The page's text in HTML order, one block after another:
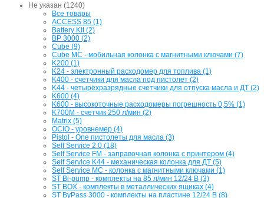
Не указан (1240)
Все товары
ACCESS 85 (1)
Battery Kit (2)
BP 3000 (2)
Cube (9)
Cube MC - мобильная колонка с магнитными ключами (7)
K200 (1)
K24 - электронный расходомер для топлива (1)
K400 - счетчики для масла под пистолет (2)
K44 - четырёхразрядные счетчики для отпуска масла и ДТ (2)
K600 (4)
K600 - высокоточные расходомеры погрешность 0,5% (1)
K700M - счетчик 250 л/мин (2)
Matrix (5)
OCIO - уровнемер (4)
Pistol - One пистолеты для масла (3)
Self Service 2.0 (18)
Self Service FM - заправочная колонка с принтером (4)
Self Service K44 - механическая колонка для ДТ (5)
Self Service MC - колонка с магнитными ключами (1)
ST Bi-pump - комплекты на 85 л/мин 12/24 В (3)
ST BOX - комплекты в металлических ящиках (4)
ST ByPass 3000 - комплекты на пластине 12/24 В (8)